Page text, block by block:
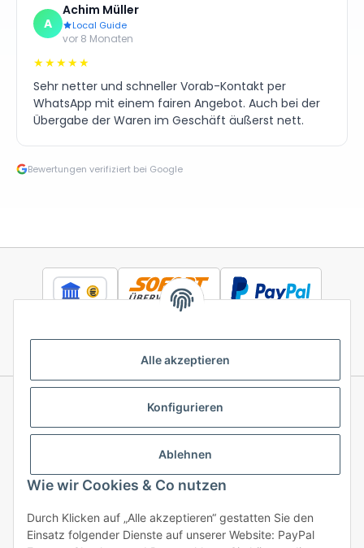
Alle akzeptieren
Konfigurieren
Ablehnen
Wie wir Cookies & Co nutzen
Durch Klicken auf „Alle akzeptieren“ gestatten Sie den
Einsatz folgender Dienste auf unserer Website: PayPal
A
Achim Müller
Local Guide
vor 8 Monaten
★★★★★
Sehr netter und schneller Vorab-Kontakt per
WhatsApp mit einem fairen Angebot. Auch bei der
Übergabe der Waren im Geschäft äußerst nett.
Bewertungen verifiziert bei Google
Informationen
Gesetzliche Informationen